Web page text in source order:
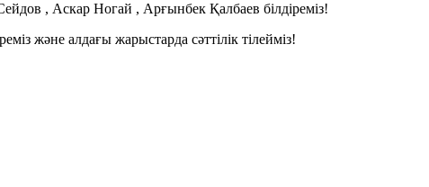
, Аскар Ногай , Арғынбек Қалбаев білдіреміз!
және алдағы жарыстарда сәттілік тілейміз!